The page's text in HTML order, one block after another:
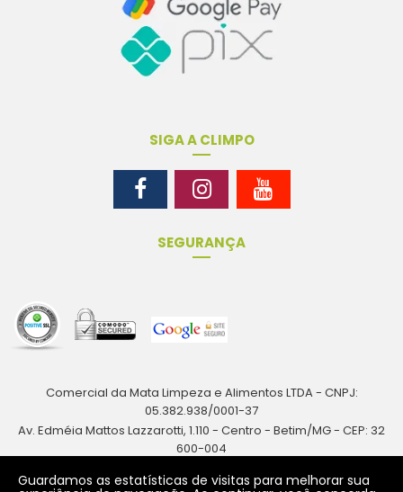
SIGA A CLIMPO
SEGURANÇA
Guardamos as estatísticas de visitas para melhorar sua
Comercial da Mata Limpeza e Alimentos LTDA - CNPJ:
05.382.938/0001-37
Av. Edméia Mattos Lazzarotti, 1.110 - Centro - Betim/MG - CEP: 32
600-004
600-024